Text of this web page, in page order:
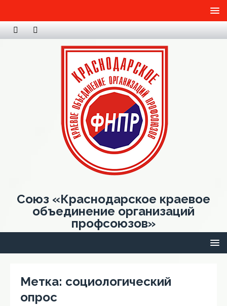
Союз «Краснодарское краевое
объединение организаций
профсоюзов»
Метка: социологический
опрос